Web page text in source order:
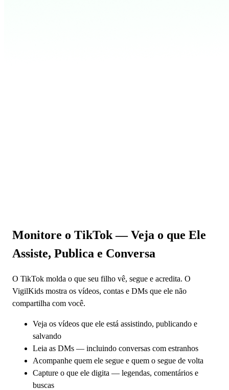
Monitore o TikTok— Veja o que Ele
Assiste, Publica e Conversa
O TikTok molda o que seu filho vê, segue e acredita. O
VigilKids mostra os vídeos, contas e DMs que ele não
compartilha com você.
Veja os vídeos que ele está assistindo, publicando e
salvando
Leia as DMs — incluindo conversas com estranhos
Acompanhe quem ele segue e quem o segue de volta
Capture o que ele digita — legendas, comentários e
buscas